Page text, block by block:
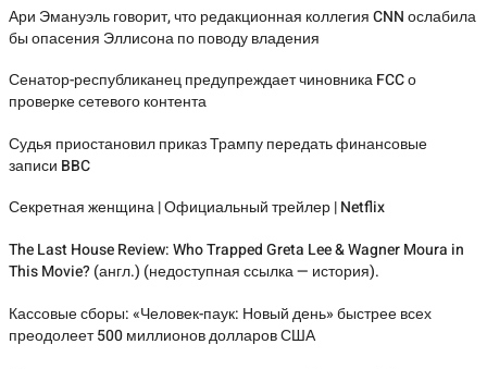
Ари Эмануэль говорит, что редакционная коллегия CNN ослабила
бы опасения Эллисона по поводу владения
Сенатор-республиканец предупреждает чиновника FCC о
проверке сетевого контента
Судья приостановил приказ Трампу передать финансовые
записи BBC
Секретная женщина | Официальный трейлер | Netflix
The Last House Review: Who Trapped Greta Lee & Wagner Moura in
This Movie? (англ.) (недоступная ссылка — история).
Кассовые сборы: «Человек-паук: Новый день» быстрее всех
преодолеет 500 миллионов долларов США